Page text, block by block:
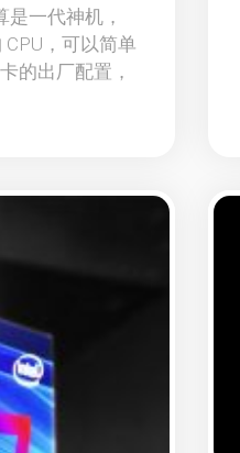
一代神机，
CPU，可以简单
的出厂配置，